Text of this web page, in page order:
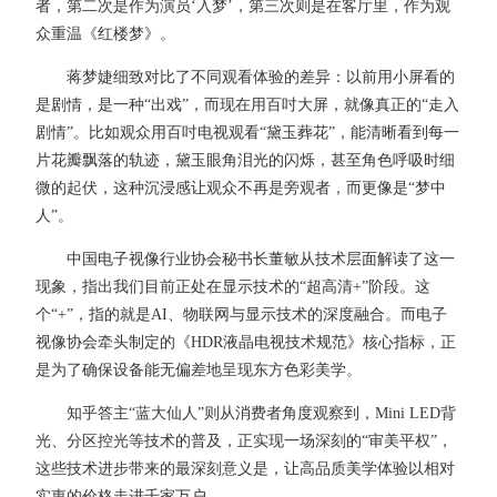
者，第二次是作为演员‘入梦’，第三次则是在客厅里，作为观
众重温《红楼梦》。
蒋梦婕细致对比了不同观看体验的差异：以前用小屏看的
是剧情，是一种“出戏”，而现在用百吋大屏，就像真正的“走入
剧情”。比如观众用百吋电视观看“黛玉葬花”，能清晰看到每一
片花瓣飘落的轨迹，黛玉眼角泪光的闪烁，甚至角色呼吸时细
微的起伏，这种沉浸感让观众不再是旁观者，而更像是“梦中
人”。
中国电子视像行业协会秘书长董敏从技术层面解读了这一
现象，指出我们目前正处在显示技术的“超高清+”阶段。这
个“+”，指的就是AI、物联网与显示技术的深度融合。而电子
视像协会牵头制定的《HDR液晶电视技术规范》核心指标，正
是为了确保设备能无偏差地呈现东方色彩美学。
知乎答主“蓝大仙人”则从消费者角度观察到，Mini LED背
光、分区控光等技术的普及，正实现一场深刻的“审美平权”，
这些技术进步带来的最深刻意义是，让高品质美学体验以相对